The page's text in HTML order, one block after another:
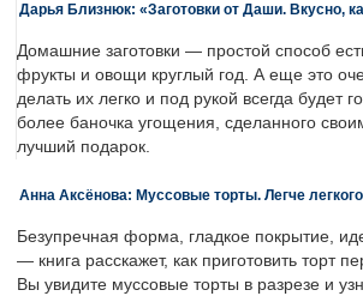
Дарья Близнюк: «Заготовки от Даши. Вкусно,
Домашние заготовки — простой способ
фрукты и овощи круглый год. А еще это
делать их легко и под рукой всегда будет
более баночка угощения, сделанного
лучший подарок.
Анна Аксёнова: Муссовые торты. Легче
Безупречная форма, гладкое покрытие,
— книга расскажет, как приготовить торт
Вы увидите муссовые торты в разрезе и